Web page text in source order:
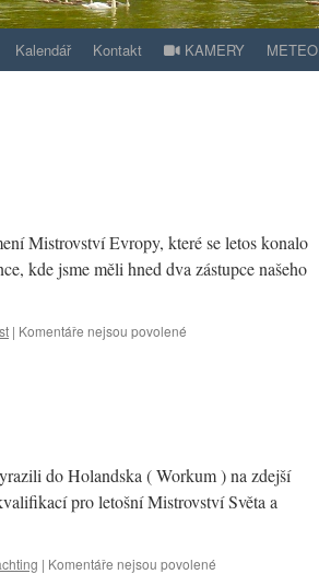
Kalendář Kontakt KAMERY METEO
Mistrovství Evropy, které se letos konalo
kde jsme měli hned dva zástupce našeho
| Komentáře nejsou povolené
2024
do Holandska ( Workum ) na zdejší
pro letošní Mistrovství Světa a
| Komentáře nejsou povolené